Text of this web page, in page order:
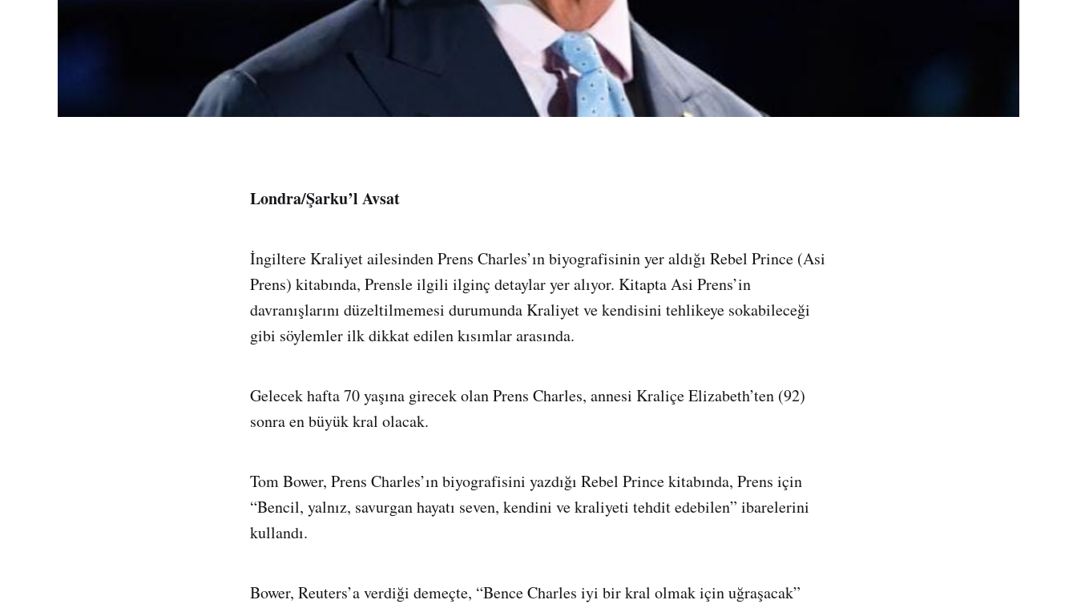
Londra/Şarku’l Avsat
İngiltere Kraliyet ailesinden Prens Charles’ın biyografisinin yer aldığı Rebel Prince (Asi
Prens) kitabında, Prensle ilgili ilginç detaylar yer alıyor. Kitapta Asi Prens’in
davranışlarını düzeltilmemesi durumunda Kraliyet ve kendisini tehlikeye sokabileceği
gibi söylemler ilk dikkat edilen kısımlar arasında.
Gelecek hafta 70 yaşına girecek olan Prens Charles, annesi Kraliçe Elizabeth’ten (92)
sonra en büyük kral olacak.
Tom Bower, Prens Charles’ın biyografisini yazdığı Rebel Prince kitabında, Prens için
“Bencil, yalnız, savurgan hayatı seven, kendini ve kraliyeti tehdit edebilen” ibarelerini
kullandı.
Bower, Reuters’a verdiği demeçte, “Bence Charles iyi bir kral olmak için uğraşacak”